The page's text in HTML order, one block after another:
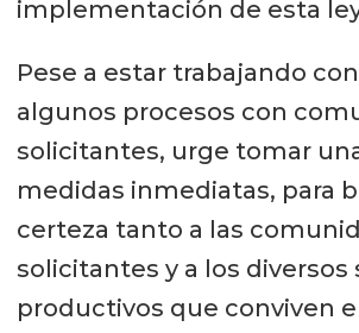
implementación de esta
Pese a estar trabajando
algunos procesos con
solicitantes, urge tomar
medidas inmediatas, para
certeza tanto a las
solicitantes y a los diversos
productivos que conviven